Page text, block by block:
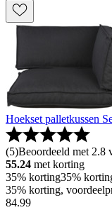
Hoekset palletkussen
(5)Beoordeeld met 2.8
55.24 met korting
35% korting35%
35% korting,
84.99